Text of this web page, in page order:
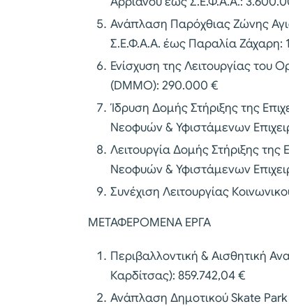
Ανάπλαση Παρόχθιας Ζώνης
Σ.Ε.Φ.Α.Α. έως Παραλία Ζάχαρη:
Ενίσχυση της Λειτουργίας
(DMMO): 290.000 €
Ίδρυση Δομής Στήριξης της
Νεοφυών & Υφιστάμενων
Λειτουργία Δομής Στήριξης της
Νεοφυών & Υφιστάμενων
Συνέχιση Λειτουργίας
ΜΕΤΑΦΕΡΟΜΕΝΑ ΕΡΓΑ
Περιβαλλοντική & Αισθητική
Καρδίτσας): 859.742,04 €
Ανάπλαση Δημοτικού Skate